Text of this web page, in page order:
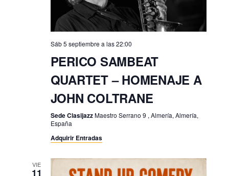
Sáb 5 septiembre a las 22:00
PERICO SAMBEAT
QUARTET – HOMENAJE A
JOHN COLTRANE
Sede ClasijazzMaestro Serrano 9 , Almería, Almería,
España
Adquirir Entradas
VIE
11